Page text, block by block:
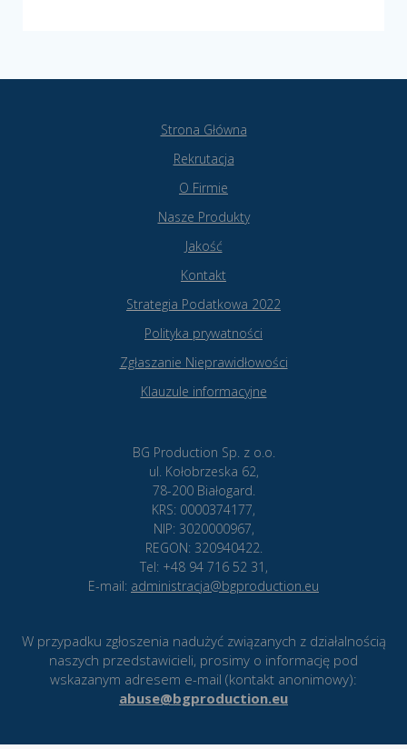
Strona Główna
Rekrutacja
O Firmie
Nasze Produkty
Jakość
Kontakt
Strategia Podatkowa 2022
Polityka prywatności
Zgłaszanie Nieprawidłowości
Klauzule informacyjne
BG Production Sp. z o.o.
ul. Kołobrzeska 62,
78-200 Białogard.
KRS: 0000374177,
NIP: 3020000967,
REGON: 320940422.
Tel: +48 94 716 52 31,
E-mail: administracja@bgproduction.eu
W przypadku zgłoszenia nadużyć związanych z działalnością
naszych przedstawicieli, prosimy o informację pod
wskazanym adresem e-mail (kontakt anonimowy):
abuse@bgproduction.eu